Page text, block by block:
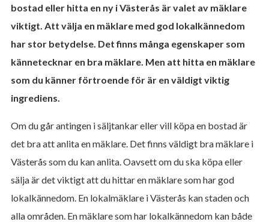
bostad eller hitta en ny i Västerås är valet av mäklare
viktigt. Att välja en mäklare med god lokalkännedom
har stor betydelse. Det finns många egenskaper som
kännetecknar en bra mäklare. Men att hitta en mäklare
som du känner förtroende för är en väldigt viktig
ingrediens.
Om du går antingen i säljtankar eller vill köpa en bostad är
det bra att anlita en mäklare. Det finns väldigt bra mäklare i
Västerås som du kan anlita. Oavsett om du ska köpa eller
sälja är det viktigt att du hittar en mäklare som har god
lokalkännedom. En lokalmäklare i Västerås kan staden och
alla områden. En mäklare som har lokalkännedom kan både